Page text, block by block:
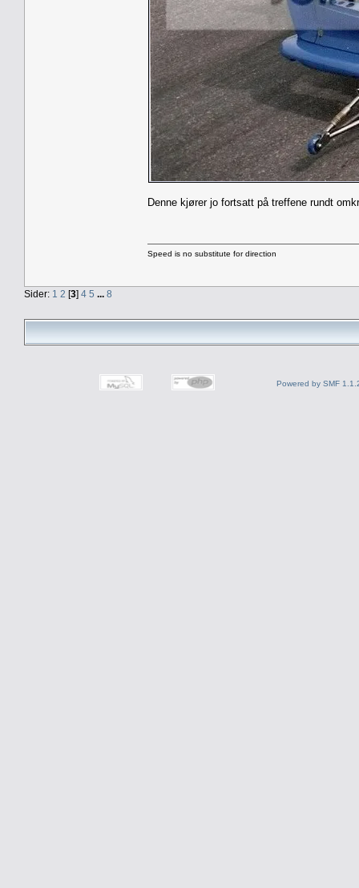
Denne kjører jo fortsatt på treffene rundt
Speed is no substitute for direction
Sider: 1 2 [3] 4 5 ... 8
Powered by SMF